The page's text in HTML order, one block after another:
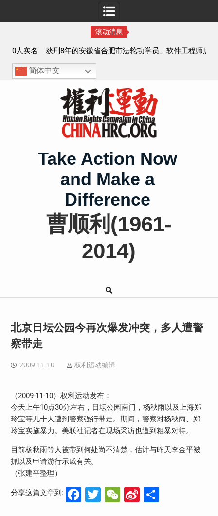
滚动消息
获刑8年的安徽省合肥市法轮功学员、软件工程师唐志飞的
案情及简历
简体中文
Take Action Now
and Make a
Difference
曹顺利(1961-
2014)
北京日坛公园今再次爆发冲突，多人遭警
察带走
2009-11-10 权利运动编辑
（2009-11-10）权利运动发布：
今天上午10点30分左右，日坛公园南门，杨秋雨以及上海郑
玲宝等几十人遭到警察强行带走。期间，警察对杨秋雨、郑
玲宝实施暴力。美联社记者在现场采访也遭到粗暴对待。
目前杨秋雨等人被带到何处尚不清楚，估计与昨天李金平被
抓以及申请游行示威有关。
（张建平整理）
分享这篇文章到: Facebook
Twitter
WeChat
Sina分